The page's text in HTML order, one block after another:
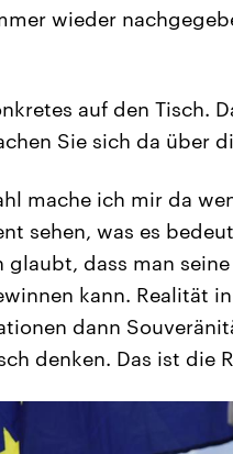
wieder
auf den Tisch.
Sie sich da über
mache ich mir da
sehen, was es
dass man
kann. Realität
dann
denken. Das ist die